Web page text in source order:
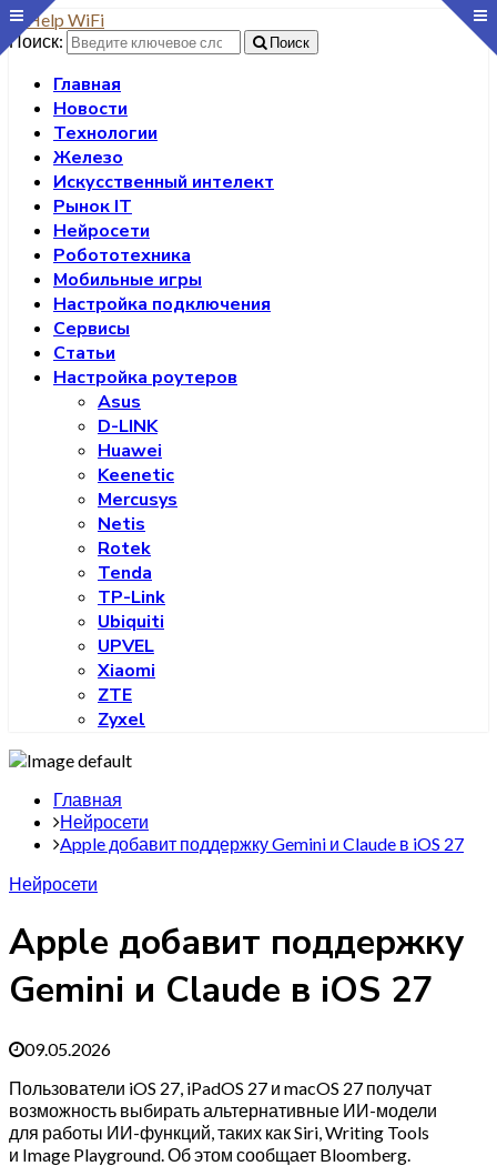
Поиск: Поиск
Главная
Новости
Технологии
Железо
Искусственный интелект
Рынок IT
Нейросети
Робототехника
Мобильные игры
Настройка подключения
Сервисы
Статьи
Настройка роутеров
Asus
D-LINK
Huawei
Keenetic
Mercusys
Netis
Rotek
Tenda
TP-Link
Ubiquiti
UPVEL
Xiaomi
ZTE
Zyxel
Главная
Нейросети
Apple добавит поддержку Gemini и Claude в iOS 27
Нейросети
Apple добавит поддержку
Gemini и Claude в iOS 27
09.05.2026
Пользователи iOS 27, iPadOS 27 и macOS 27 получат
возможность выбирать альтернативные ИИ-модели
для работы ИИ-функций, таких как Siri, Writing Tools
и Image Playground. Об этом сообщает Bloomberg.